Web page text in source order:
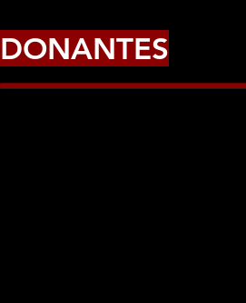
DONANTES